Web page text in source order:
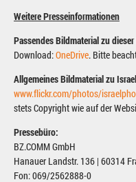
Weitere Presseinformationen
Passendes Bildmaterial zu
Download:OneDrive. Bitte
Allgemeines Bildmaterial zu Israel
www.flickr.com/photos/
stets Copyright wie auf der
Pressebüro:
BZ.COMM GmbH
Hanauer Landstr. 136 | 60314
Fon: 069/2562888-0